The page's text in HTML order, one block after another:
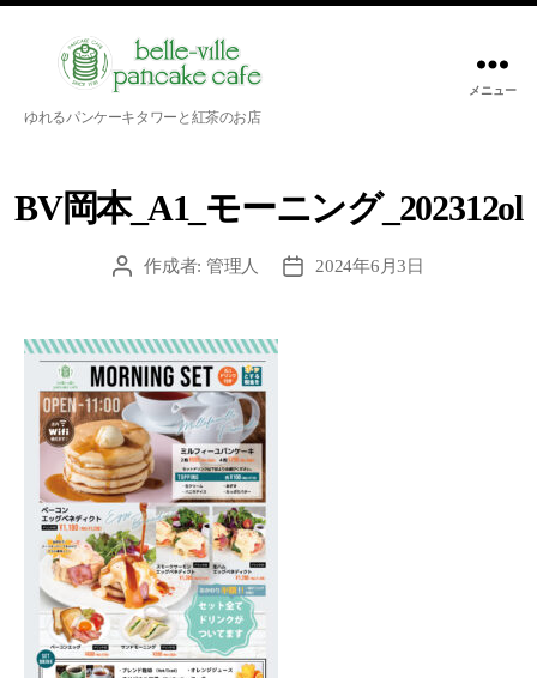
belle-
cafe
ゆれるパンケーキタワーと紅茶のお店
メニュー
BV岡本_A1_モーニング_202312ol
投
作成者: 管理人
投
2024年6月3日